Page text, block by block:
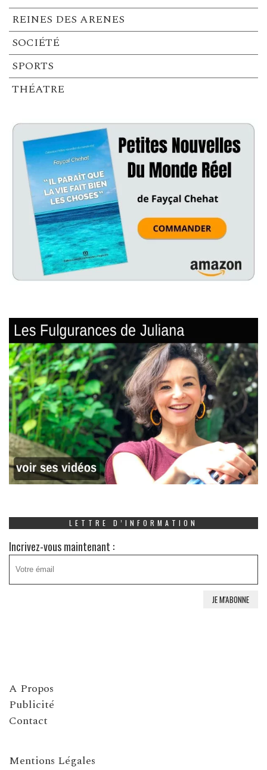
REINES DES ARENES
SOCIÉTÉ
SPORTS
THÉATRE
LETTRE D’INFORMATION
Incrivez-vous maintenant :
A Propos
Publicité
Contact
Mentions Légales